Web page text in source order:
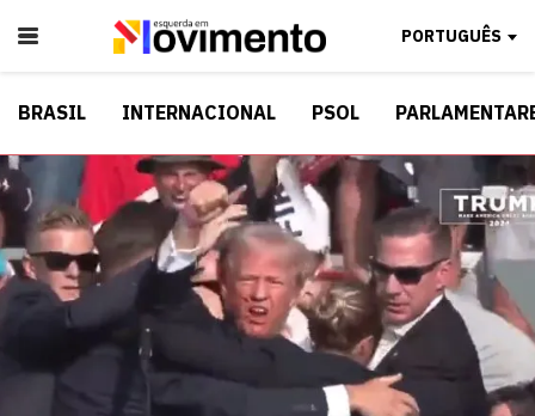
PORTUGUÊS
BRASIL INTERNACIONAL PSOL